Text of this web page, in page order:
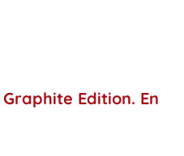
Edition. En